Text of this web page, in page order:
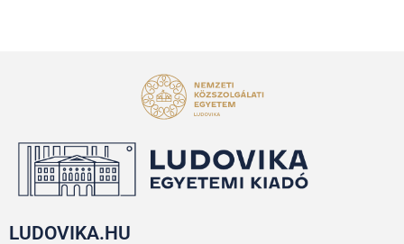
LUDOVIKA.HU